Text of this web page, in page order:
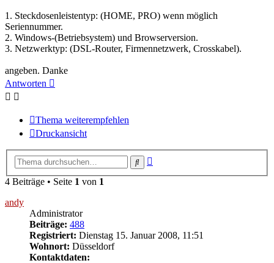
1. Steckdosenleistentyp: (HOME, PRO) wenn möglich
Seriennummer.
2. Windows-(Betriebsystem) und Browserversion.
3. Netzwerktyp: (DSL-Router, Firmennetzwerk, Crosskabel).
angeben. Danke
Antworten
Thema weiterempfehlen
Druckansicht
Suche
4 Beiträge • Seite 1 von 1
andy
Administrator
Beiträge: 488
Registriert: Dienstag 15. Januar 2008, 11:51
Wohnort: Düsseldorf
Kontaktdaten: